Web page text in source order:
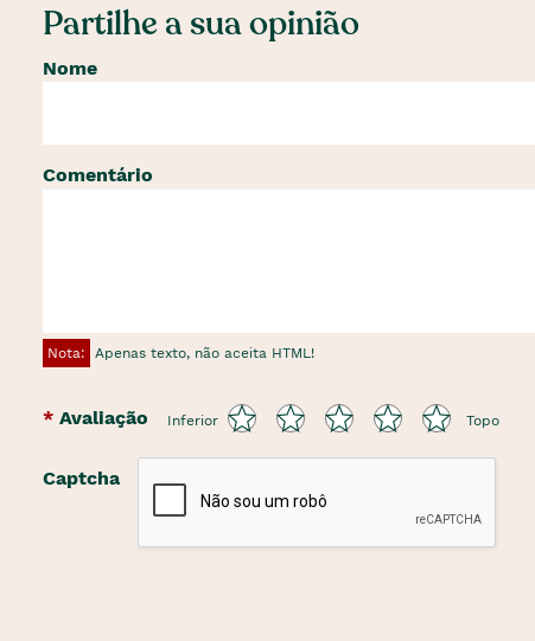
Partilhe a sua opinião
Nome
Comentário
Nota: Apenas texto, não aceita HTML!
Avaliação Inferior Topo
Captcha